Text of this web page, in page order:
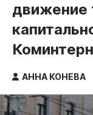
Спорт
Тульский
Тула
Голодный
движение
АННА КОНЕВА